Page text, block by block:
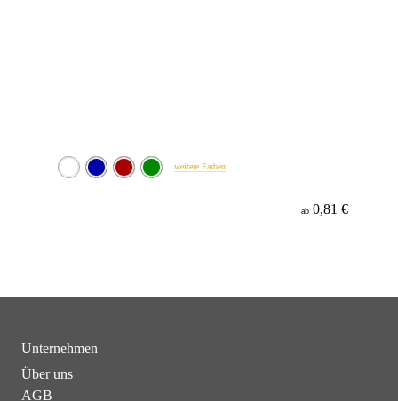
weitere Farben
ab 0,81 €
Unternehmen
Über uns
AGB